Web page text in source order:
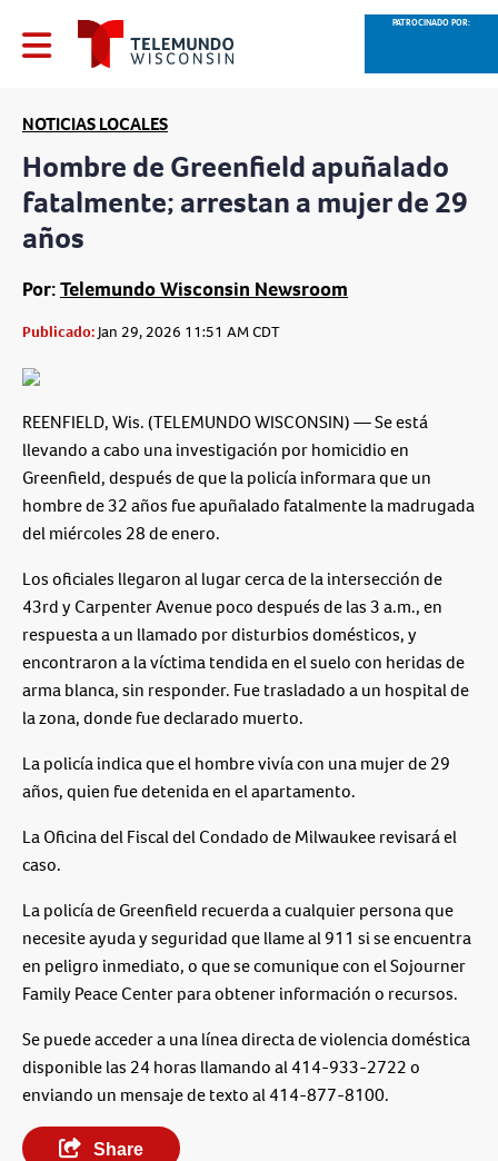
PATROCINADO POR:
NOTICIAS LOCALES
Hombre de Greenfield apuñalado
fatalmente; arrestan a mujer de 29
años
Por:Telemundo Wisconsin Newsroom
Publicado:Jan 29, 2026 11:51 AM CDT
REENFIELD, Wis. (TELEMUNDO WISCONSIN) — Se está
llevando a cabo una investigación por homicidio en
Greenfield, después de que la policía informara que un
hombre de 32 años fue apuñalado fatalmente la madrugada
del miércoles 28 de enero.
Los oficiales llegaron al lugar cerca de la intersección de
43rd y Carpenter Avenue poco después de las 3 a.m., en
respuesta a un llamado por disturbios domésticos, y
encontraron a la víctima tendida en el suelo con heridas de
arma blanca, sin responder. Fue trasladado a un hospital de
la zona, donde fue declarado muerto.
La policía indica que el hombre vivía con una mujer de 29
años, quien fue detenida en el apartamento.
La Oficina del Fiscal del Condado de Milwaukee revisará el
caso.
La policía de Greenfield recuerda a cualquier persona que
necesite ayuda y seguridad que llame al 911 si se encuentra
en peligro inmediato, o que se comunique con el Sojourner
Family Peace Center para obtener información o recursos.
Se puede acceder a una línea directa de violencia doméstica
disponible las 24 horas llamando al 414-933-2722 o
enviando un mensaje de texto al 414-877-8100.
Share